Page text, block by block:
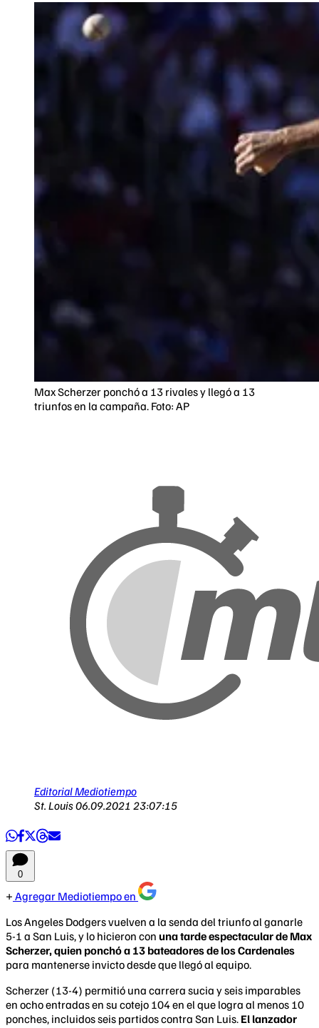
Max Scherzer ponchó a 13 rivales y llegó a 13
triunfos en la campaña. Foto: AP
Editorial Mediotiempo
St. Louis06.09.2021 23:07:15
0
Agregar Mediotiempo en
Los Angeles Dodgers vuelven a la senda del triunfo al ganarle
5-1 a San Luis, y lo hicieron con una tarde espectacular de Max
Scherzer, quien ponchó a 13 bateadores de los Cardenales
para mantenerse invicto desde que llegó al equipo.
Scherzer (13-4) permitió una carrera sucia y seis imparables
en ocho entradas en su cotejo 104 en el que logra al menos 10
ponches, incluidos seis partidos contra San Luis. El lanzador